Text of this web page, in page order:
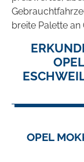
breite Palette an
OPEL